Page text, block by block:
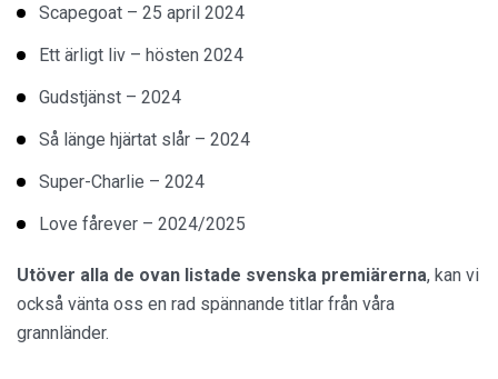
Scapegoat – 25 april 2024
Ett ärligt liv – hösten 2024
Gudstjänst – 2024
Så länge hjärtat slår – 2024
Super-Charlie – 2024
Love fårever – 2024/2025
Utöver alla de ovan listade svenska premiärerna, kan vi
också vänta oss en rad spännande titlar från våra
grannländer.